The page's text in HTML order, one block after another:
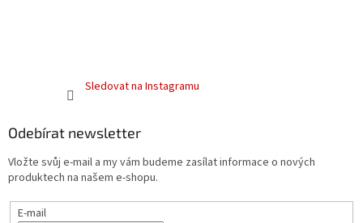
Sledovat na Instagramu
Odebírat newsletter
Vložte svůj e-mail a my vám budeme zasílat informace o nových
produktech na našem e-shopu.
E-mail